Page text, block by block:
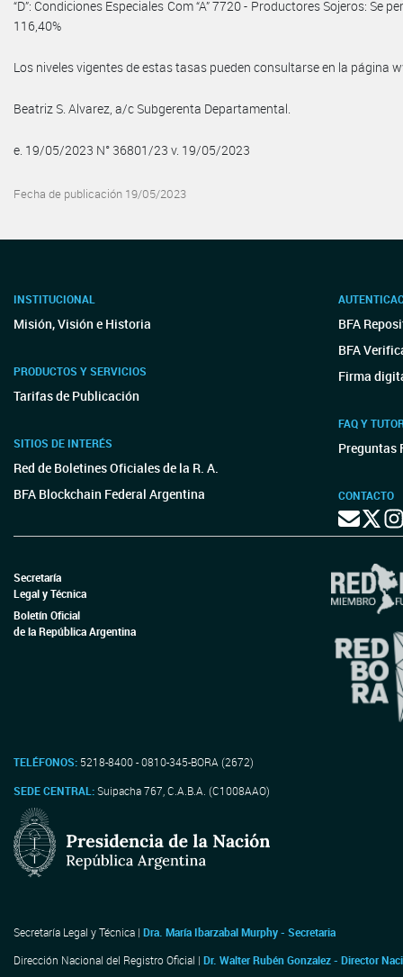
“D”: Condiciones Especiales Com “A” 7720 - Productores Sojeros: Se
116,40%
Los niveles vigentes de estas tasas pueden consultarse en la página
Beatriz S. Alvarez, a/c Subgerenta Departamental.
e. 19/05/2023 N° 36801/23 v. 19/05/2023
Fecha de publicación 19/05/2023
INSTITUCIONAL
Misión, Visión e Historia
PRODUCTOS Y SERVICIOS
Tarifas de Publicación
SITIOS DE INTERÉS
Red de Boletines Oficiales de la R. A.
BFA Blockchain Federal Argentina
BFA
BFA
Firma
FAQ Y
Preguntas
CONTACTO
Secretaría
Legal y Técnica
Boletín Oficial
de la República Argentina
TELÉFONOS: 5218-8400 - 0810-345-BORA (2672)
SEDE CENTRAL:Suipacha 767, C.A.B.A. (C1008AAO)
Secretaría Legal y Técnica | Dra. María Ibarzabal Murphy - Secretaria
Dirección Nacional del Registro Oficial | Dr. Walter Rubén Gonzalez - Director